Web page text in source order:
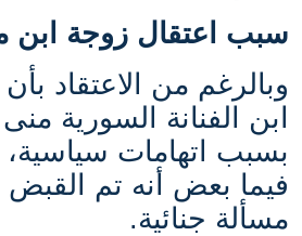
سبب اعتقال زوجة
وبالرغم من الاعتقاد
ابن الفنانة السورية
بسبب اتهامات سياسية،
فيما بعض أنه تم
مسألة جنائية.